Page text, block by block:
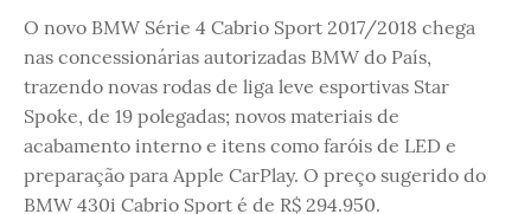
O novo BMW Série 4 Cabrio Sport 2017/2018 chega
nas concessionárias autorizadas BMW do País,
trazendo novas rodas de liga leve esportivas Star
Spoke, de 19 polegadas; novos materiais de
acabamento interno e itens como faróis de LED e
preparação para Apple CarPlay. O preço sugerido do
BMW 430i Cabrio Sport é de R$ 294.950.